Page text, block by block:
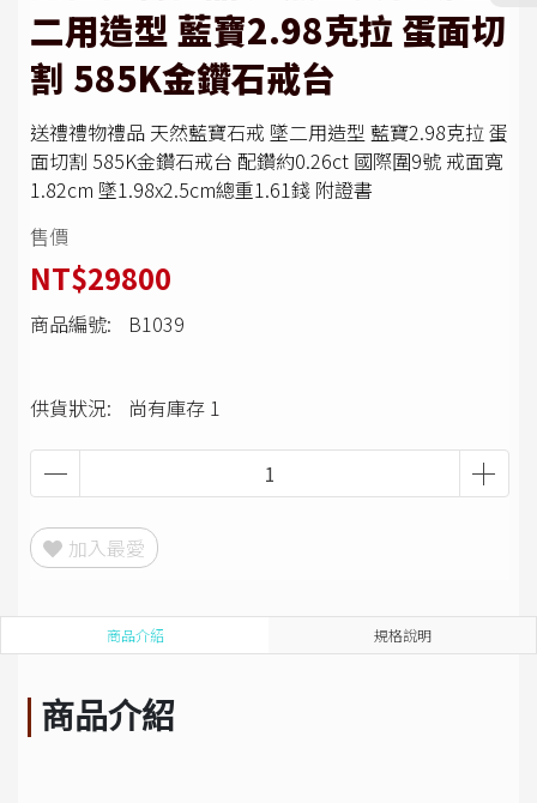
二用造型 藍寶2.98克拉 蛋面切
割 585K金鑽石戒台
送禮禮物禮品 天然藍寶石戒 墜二用造型 藍寶2.98克拉 蛋
面切割 585K金鑽石戒台 配鑽約0.26ct 國際圍9號 戒面寬
1.82cm 墜1.98x2.5cm總重1.61錢 附證書
售價
NT$29800
商品編號: B1039
供貨狀況: 尚有庫存 1
加入最愛
商品介紹 規格說明
商品介紹